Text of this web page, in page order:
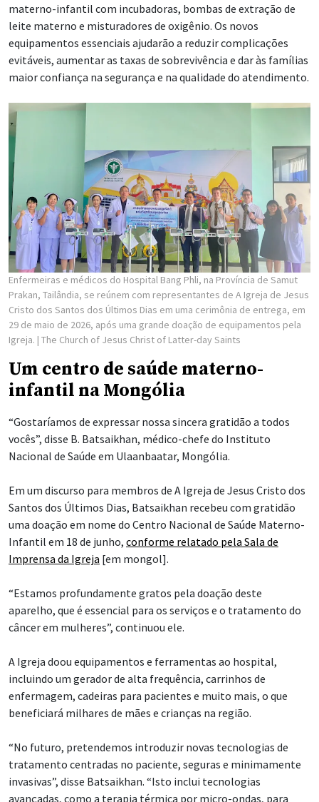
materno-infantil com incubadoras, bombas de extração de
leite materno e misturadores de oxigênio. Os novos
equipamentos essenciais ajudarão a reduzir complicações
evitáveis, aumentar as taxas de sobrevivência e dar às famílias
maior confiança na segurança e na qualidade do atendimento.
Enfermeiras e médicos do Hospital Bang Phli, na Província de Samut
Prakan, Tailândia, se reúnem com representantes de A Igreja de Jesus
Cristo dos Santos dos Últimos Dias em uma cerimônia de entrega, em
29 de maio de 2026, após uma grande doação de equipamentos pela
Igreja. | The Church of Jesus Christ of Latter-day Saints
Um centro de saúde materno-
infantil na Mongólia
“Gostaríamos de expressar nossa sincera gratidão a todos
vocês”, disse B. Batsaikhan, médico-chefe do Instituto
Nacional de Saúde em Ulaanbaatar, Mongólia.
Em um discurso para membros de A Igreja de Jesus Cristo dos
Santos dos Últimos Dias, Batsaikhan recebeu com gratidão
uma doação em nome do Centro Nacional de Saúde Materno-
Infantil em 18 de junho, conforme relatado pela Sala de
Imprensa da Igreja [em mongol].
“Estamos profundamente gratos pela doação deste
aparelho, que é essencial para os serviços e o tratamento do
câncer em mulheres”, continuou ele.
A Igreja doou equipamentos e ferramentas ao hospital,
incluindo um gerador de alta frequência, carrinhos de
enfermagem, cadeiras para pacientes e muito mais, o que
beneficiará milhares de mães e crianças na região.
“No futuro, pretendemos introduzir novas tecnologias de
tratamento centradas no paciente, seguras e minimamente
invasivas”, disse Batsaikhan. “Isto inclui tecnologias
avançadas, como a terapia térmica por micro-ondas, para